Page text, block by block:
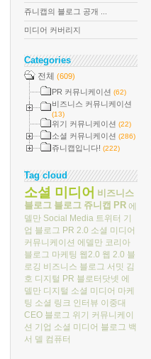
쥬니캡의 블로그 공개 ...
미디어 커버리지
Categories
전체 (609)
PR 커뮤니케이션 (62)
비즈니스 커뮤니케이션
(13)
위기 커뮤니케이션 (22)
소셜 커뮤니케이션 (286)
쥬니캡입니다! (222)
Tag cloud
소셜 미디어 비즈니스
블로그 블로그 쥬니캡 PR 에
델만 Social Media 트위터 기
업 블로그 PR 2.0 소셜 미디어
커뮤니케이션 에델만 코리아
블로그 마케팅 웹2.0 웹 2.0 블
로깅 비즈니스 블로그 서밋 김
호 디지털 PR 블로터닷넷 에
델만 디지털 소셜 미디어 마케
팅 소셜 링크 인터뷰 이중대
CEO 블로그 위기 커뮤니케이
션 기업 소셜 미디어 블로그 백
서 델 컴퓨터